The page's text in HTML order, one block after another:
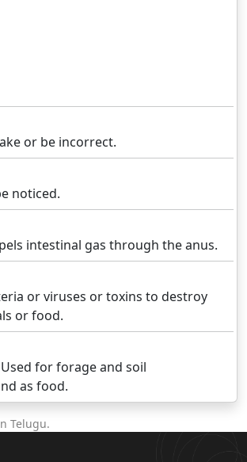
or be incorrect.
noticed.
intestinal gas through the anus.
or viruses or toxins to destroy
or food.
for forage and soil
as food.
Telugu.